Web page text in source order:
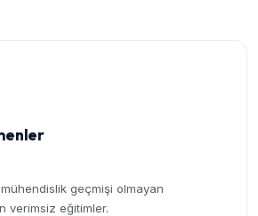
geçmişi olmayan
verimsiz eğitimler.